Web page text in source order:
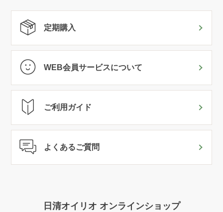
定期購入
WEB会員サービスについて
ご利用ガイド
よくあるご質問
日清オイリオ オンラインショップ